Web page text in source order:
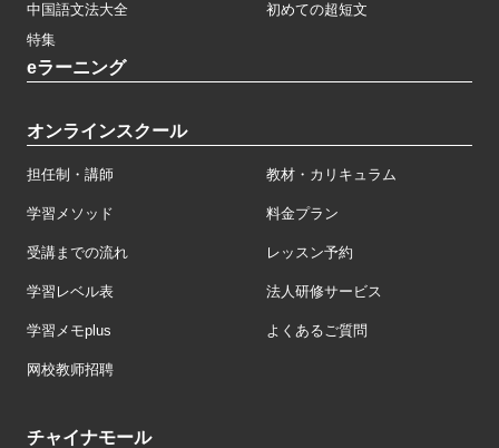
中国語文法大全
初めての超短文
特集
eラーニング
オンラインスクール
担任制・講師 教材・カリキュラム
学習メソッド 料金プラン
受講までの流れ レッスン予約
学習レベル表 法人研修サービス
学習メモplus よくあるご質問
网校教师招聘
チャイナモール